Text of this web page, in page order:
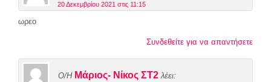
20 Δεκεμβρίου 2021 στις 11:15
ωρεο
Συνδεθείτε για να απαντήσετε
Ο/Η Μάριος- Νίκος ΣΤ2 λέει: